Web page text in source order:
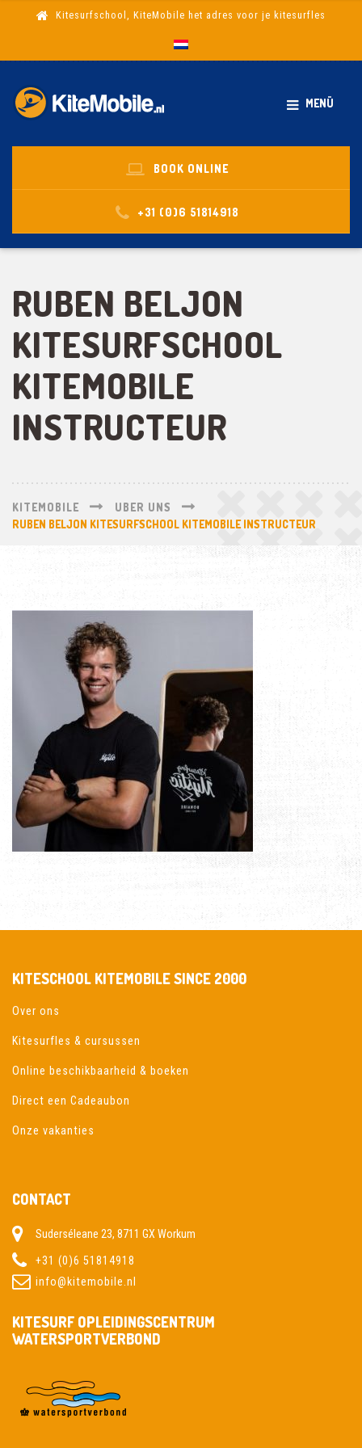
Kitesurfschool, KiteMobile het adres voor je kitesurfles
MENÜ
BOOK ONLINE
+31 (0)6 51814918
RUBEN BELJON
KITESURFSCHOOL
KITEMOBILE
INSTRUCTEUR
KITEMOBILE
UBER UNS
RUBEN BELJON KITESURFSCHOOL KITEMOBILE INSTRUCTEUR
KITESCHOOL KITEMOBILE SINCE 2000
Over ons
Kitesurfles & cursussen
Online beschikbaarheid & boeken
Direct een Cadeaubon
Onze vakanties
CONTACT
Suderséleane 23, 8711 GX Workum
+31 (0)6 51814918
info@kitemobile.nl
KITESURF OPLEIDINGSCENTRUM
WATERSPORTVERBOND